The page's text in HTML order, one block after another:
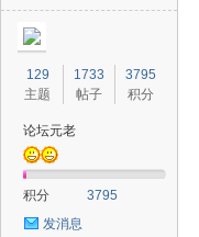
129
主题
1733
帖子
3795
积分
论坛元老
积分
3795
发消息